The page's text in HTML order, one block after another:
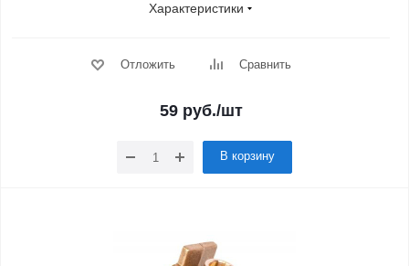
Характеристики
Отложить Сравнить
59 руб./шт
В корзину